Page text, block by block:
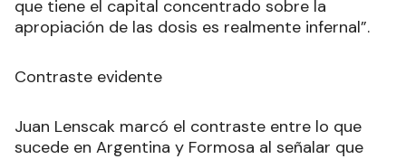
que tiene el capital concentrado sobre la
apropiación de las dosis es realmente infernal”.
Contraste evidente
Juan Lenscak marcó el contraste entre lo que
sucede en Argentina y Formosa al señalar que